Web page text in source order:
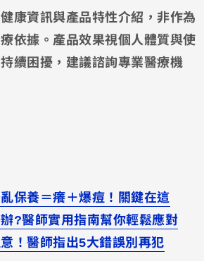
康資訊與產品特性介紹，非作為
依據。產品效果視個人體質與使
續困擾，建議諮詢專業醫療機
保養＝癢＋爆痘！關鍵在這
?醫師實用指南幫你輕鬆應對
！醫師指出5大錯誤別再犯